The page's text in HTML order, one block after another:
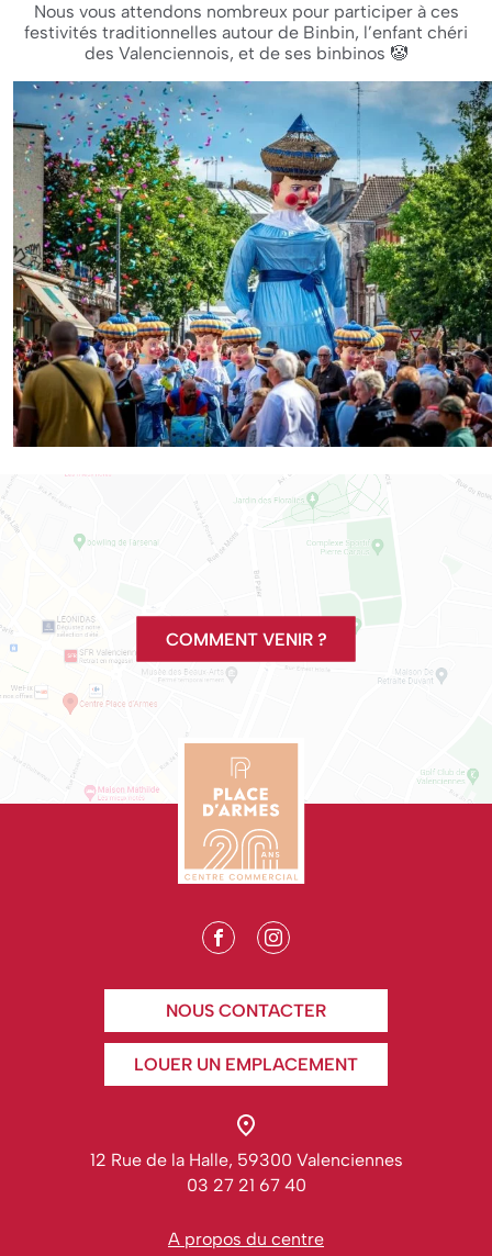
Nous vous attendons nombreux pour participer à ces
festivités traditionnelles autour de Binbin, l’enfant chéri
des Valenciennois, et de ses binbinos 🤡
COMMENT VENIR ?
NOUS CONTACTER
LOUER UN EMPLACEMENT
12 Rue de la Halle, 59300 Valenciennes
03 27 21 67 40
A propos du centre